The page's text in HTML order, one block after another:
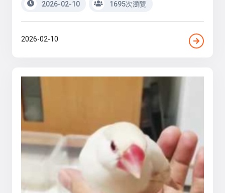
2026-02-10 1695次瀏覽
2026-02-10